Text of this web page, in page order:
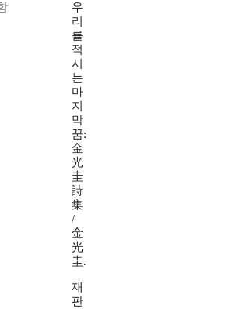
우
리
를
적
시
는
마
지
막
꿈:
金
光
圭
詩
集
/
金
光
圭.
재
판